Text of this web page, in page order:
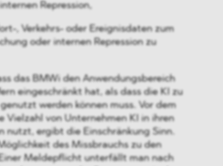
Repression,
, Verkehrs- oder Ereignisdaten zum
oder internen Repression zu
das BMWi den Anwendungsbereich
eingeschränkt hat, als dass die KI zu
werden können muss. Vor dem
Vielzahl von Unternehmen KI in ihren
nutzt, ergibt die Einschränkung Sinn.
des Missbrauchs zu den
Meldepflicht unterfällt man nach